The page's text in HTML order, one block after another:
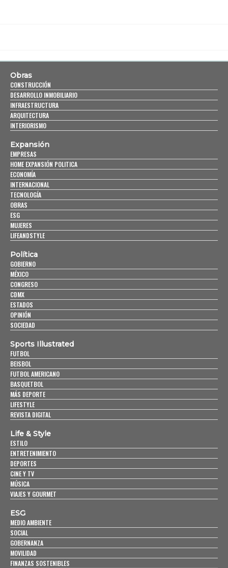
Obras
CONSTRUCCIÓN
DESARROLLO INMOBILIARIO
INFRAESTRUCTURA
ARQUITECTURA
INTERIORISMO
Expansión
EMPRESAS
HOME EXPANSIÓN POLITICA
ECONOMÍA
INTERNACIONAL
TECNOLOGÍA
OBRAS
ESG
MUJERES
LIFEANDSTYLE
Política
GOBIERNO
MÉXICO
CONGRESO
CDMX
ESTADOS
OPINIÓN
SOCIEDAD
Sports Illustrated
FUTBOL
BEISBOL
FUTBOL AMERICANO
BASQUETBOL
MÁS DEPORTE
LIFESTYLE
REVISTA DIGITAL
Life & Style
ESTILO
ENTRETENIMIENTO
DEPORTES
CINE Y TV
MÚSICA
VIAJES Y GOURMET
ESG
MEDIO AMBIENTE
SOCIAL
GOBERNANZA
MOVILIDAD
FINANZAS SOSTENIBLES